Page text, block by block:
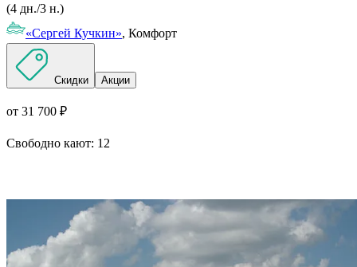
(4 дн./3 н.)
«Сергей Кучкин», Комфорт
Скидки Акции
от 31 700 ₽
Свободно кают: 12